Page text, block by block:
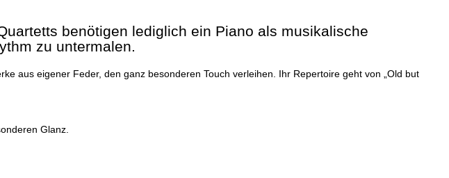
benötigen lediglich ein Piano als musikalische
zu untermalen.
aus eigener Feder, den ganz besonderen Touch verleihen. Ihr Repertoire geht von „Old but
Glanz.